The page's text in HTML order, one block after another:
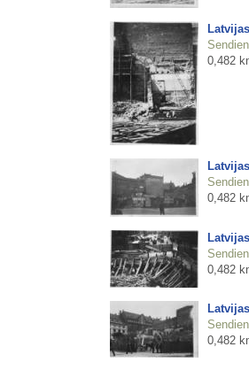
0,482
0,482
0,482
0,482